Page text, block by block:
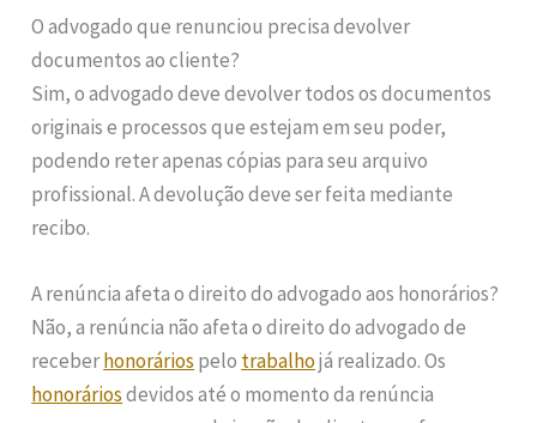
O advogado que renunciou precisa devolver
documentos ao cliente?
Sim, o advogado deve devolver todos os documentos
originais e processos que estejam em seu poder,
podendo reter apenas cópias para seu arquivo
profissional. A devolução deve ser feita mediante
recibo.
A renúncia afeta o direito do advogado aos honorários?
Não, a renúncia não afeta o direito do advogado de
receberhonorários pelo trabalhojá realizado. Os
honoráriosdevidos até o momento da renúncia